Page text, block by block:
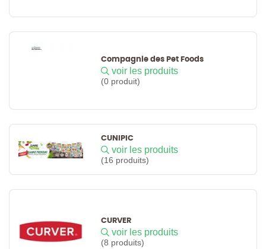
Compagnie des Pet Foods
voir les produits
(0 produit)
CUNIPIC
voir les produits
(16 produits)
CURVER
voir les produits
(8 produits)